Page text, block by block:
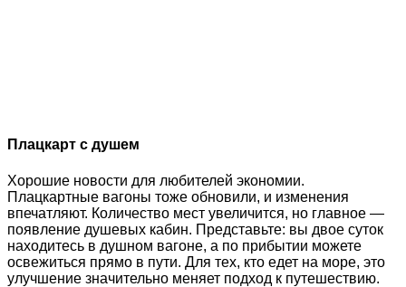
Плацкарт с душем
Хорошие новости для любителей экономии.
Плацкартные вагоны тоже обновили, и изменения
впечатляют. Количество мест увеличится, но главное —
появление душевых кабин. Представьте: вы двое суток
находитесь в душном вагоне, а по прибытии можете
освежиться прямо в пути. Для тех, кто едет на море, это
улучшение значительно меняет подход к путешествию.